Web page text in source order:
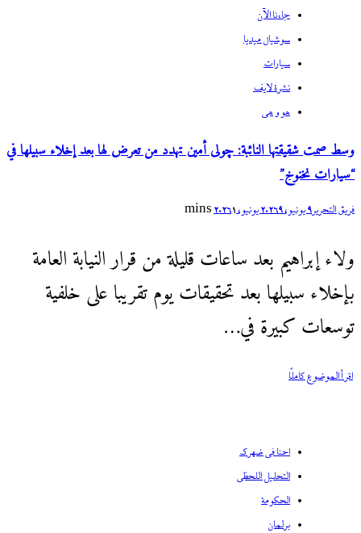
جاءنا الآن
سوشيال ميديا
سيارات
نشرة لايف
هو و هي
وسط صمت شقيقتها النائبة: چولى أمين تهدد من تعرض لها بعد إخلاء سبيلها في
“سيارات نخنوخ”
فريق التحرير9 يونيو، 2026 9 يونيو، 2026 1 mins
ولاء إبراهيم بعد ساعات قليلة من قرار النيابة العامة
بإخلاء سبيلها بعد تحقيقات يوم تقريبا على خلفية
توسعات كبيرة في…
اقر أ الموضوع كاملًا
احنا في ضهرك
التحليل اللحظي
الحكومة
برلمان